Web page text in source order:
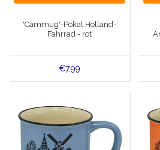
'Cammug'-Pokal Holland-
Fahrrad - rot
€7,99